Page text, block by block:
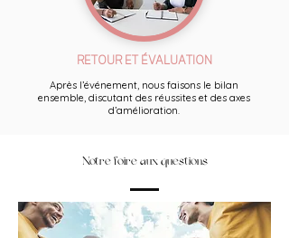
RETOUR ET ÉVALUATION
Après l’événement, nous faisons le bilan
ensemble, discutant des réussites et des axes
d’amélioration.
Notre foire aux questions